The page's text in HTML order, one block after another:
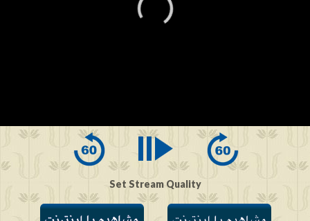
seconds
0
Set Stream Quality